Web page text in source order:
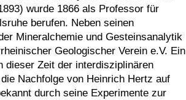
wurde 1866 als Professor für
berufen. Neben seinen
Mineralchemie und Gesteinsanalytik
Geologischer Verein e.V. Ein
dieser Zeit der interdisziplinären
Nachfolge von Heinrich Hertz auf
durch seine Experimente zur